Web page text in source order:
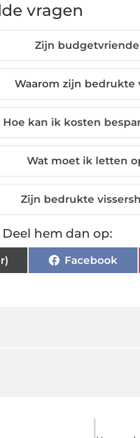
vragen
Zijn
Waarom zijn bedrukte
Hoe kan ik kosten
Wat moet ik letten
Zijn bedrukte
hem dan op:
Facebook